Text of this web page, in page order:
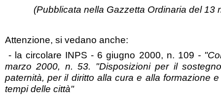
(Pubblicata nella Gazzetta Ordinaria del 13
Attenzione, si vedano anche:
- la circolare INPS - 6 giugno 2000, n. 109 -
marzo 2000, n. 53. "Disposizioni per il
paternità, per il diritto alla cura e alla formazione
tempi delle città"